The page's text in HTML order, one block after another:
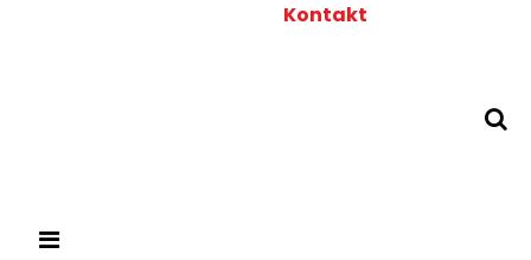
Kontakt